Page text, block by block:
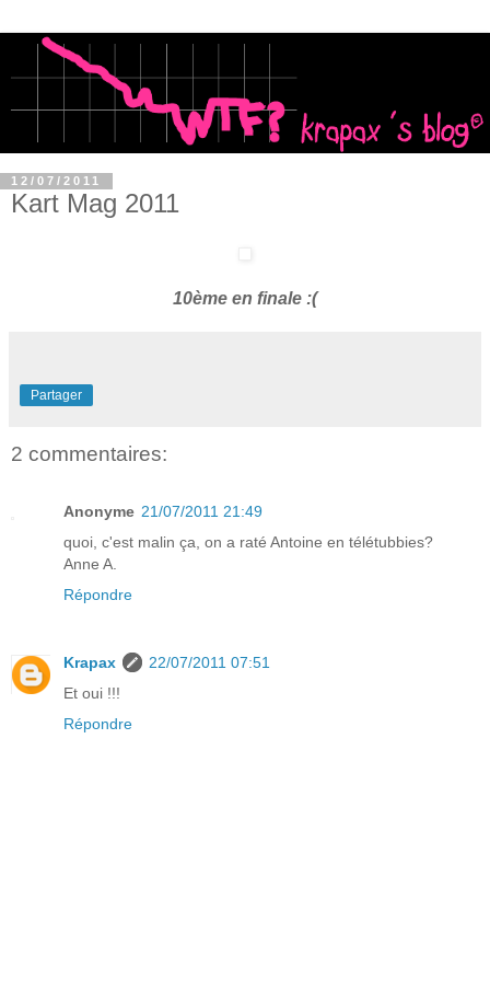
12/07/2011
Kart Mag 2011
10ème en finale :(
Partager
2 commentaires:
Anonyme 21/07/2011 21:49
quoi, c'est malin ça, on a raté Antoine en télétubbies?
Anne A.
Répondre
Krapax
22/07/2011 07:51
Et oui !!!
Répondre